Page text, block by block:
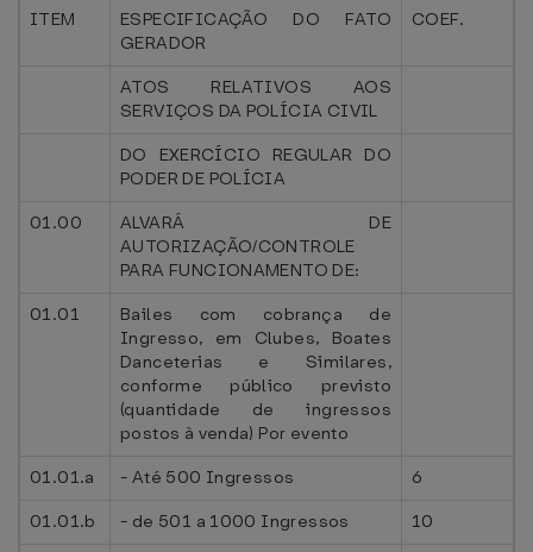
ITEM
ESPECIFICAÇÃO DO FATO
GERADOR
COEF.
ATOS RELATIVOS AOS
SERVIÇOS DA POLÍCIA CIVIL
DO EXERCÍCIO REGULAR DO
PODER DE POLÍCIA
01.00
ALVARÁ DE
AUTORIZAÇÃO/CONTROLE
PARA FUNCIONAMENTO DE:
01.01
Bailes com cobrança de
Ingresso, em Clubes, Boates
Danceterias e Similares,
conforme público previsto
(quantidade de ingressos
postos à venda) Por evento
01.01.a
- Até 500 Ingressos
6
01.01.b
- de 501 a 1000 Ingressos
10